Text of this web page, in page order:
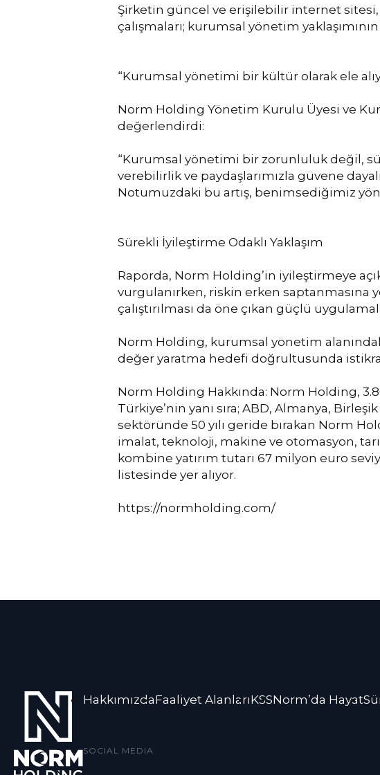
Şirketin güncel ve erişilebilir internet sitesi,
çalışmaları; kurumsal yönetim
“Kurumsal yönetimi bir kültür olarak ele
Norm Holding Yönetim Kurulu Üyesi ve
değerlendirdi:
“Kurumsal yönetimi bir zorunluluk değil,
verebilirlik ve paydaşlarımızla güvene
Notumuzdaki bu artış, benimsediğimiz
Sürekli İyileştirme Odaklı Yaklaşım
Raporda, Norm Holding’in iyileştirmeye
vurgulanırken, riskin erken
çalıştırılması da öne çıkan güçlü
Norm Holding, kurumsal yönetim
değer yaratma hedefi doğrultusunda
Norm Holding Hakkında: Norm Holding,
Türkiye’nin yanı sıra; ABD, Almanya,
sektöründe 50 yılı geride bırakan Norm
imalat, teknoloji, makine ve otomasyon,
kombine yatırım tutarı 67 milyon euro
listesinde yer alıyor.
https://normholding.com/
HakkımızdaFaaliyet AlanlarıKSSNorm’da Hayat
SOCIAL MEDIA